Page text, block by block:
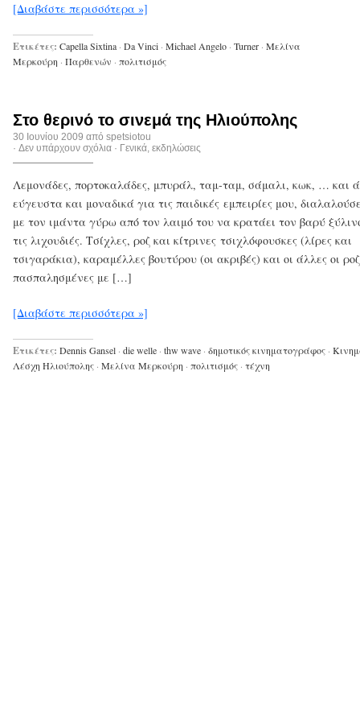
[Διαβάστε περισσότερα »]
Ετικέτες: Capella Sixtina · Da Vinci · Michael Angelo · Turner · Μελίνα
Μερκούρη · Παρθενών · πολιτισμός
Στο θερινό το σινεμά της Ηλιούπολης
30 Ιουνίου 2009 από spetsiotou
· Δεν υπάρχουν σχόλια · Γενικά, εκδηλώσεις
Λεμονάδες, πορτοκαλάδες, μπυράλ, ταμ-ταμ, σάμαλι, κωκ, … και
εύγευστα και μοναδικά για τις παιδικές εμπειρίες μου,
με τον ιμάντα γύρω από τον λαιμό του να κρατάει τον βαρύ
τις λιχουδιές. Τσίχλες, ροζ και κίτρινες τσιχλόφουσκες (λίρες και
τσιγαράκια), καραμέλλες βουτύρου (οι ακριβές) και οι άλλες οι
πασπαλησμένες με […]
[Διαβάστε περισσότερα »]
Ετικέτες: Dennis Gansel · die welle · thw wave · δημοτικός κινηματογράφος ·
Λέσχη Ηλιούπολης · Μελίνα Μερκούρη · πολιτισμός · τέχνη